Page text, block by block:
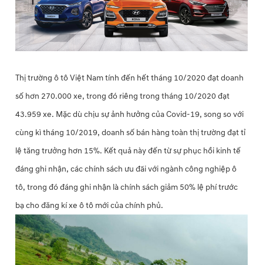
Thị trường ô tô Việt Nam tính đến hết tháng 10/2020 đạt doanh
số hơn 270.000 xe, trong đó riêng trong tháng 10/2020 đạt
43.959 xe. Mặc dù chịu sự ảnh hưởng của Covid-19, song so với
cùng kì tháng 10/2019, doanh số bán hàng toàn thị trường đạt tỉ
lệ tăng trưởng hơn 15%. Kết quả này đến từ sự phục hồi kinh tế
đáng ghi nhận, các chính sách ưu đãi với ngành công nghiệp ô
tô, trong đó đáng ghi nhận là chính sách giảm 50% lệ phí trước
bạ cho đăng kí xe ô tô mới của chính phủ.